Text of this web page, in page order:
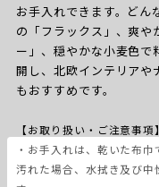
お手入れできます。どん
の「フラックス」、爽や
ー」、穏やかな小麦色で
開し、北欧インテリアや
もおすすめです。
【お取り扱い・ご注意事項
・お手入れは、乾いた布
汚れた場合、水拭き及び中